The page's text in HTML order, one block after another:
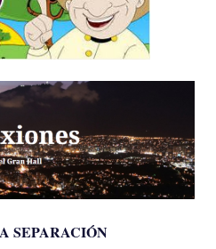
SEPARACIÓN